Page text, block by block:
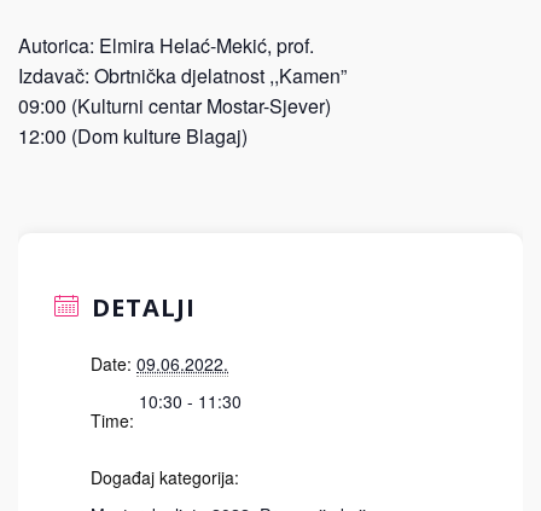
Autorica: Elmira Helać-Mekić, prof.
Izdavač: Obrtnička djelatnost ,,Kamen”
09:00 (Kulturni centar Mostar-Sjever)
12:00 (Dom kulture Blagaj)
DETALJI
Date: 09.06.2022.
Time:
10:30 - 11:30
Događaj kategorija: